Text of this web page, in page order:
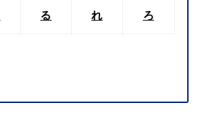
る れ ろ